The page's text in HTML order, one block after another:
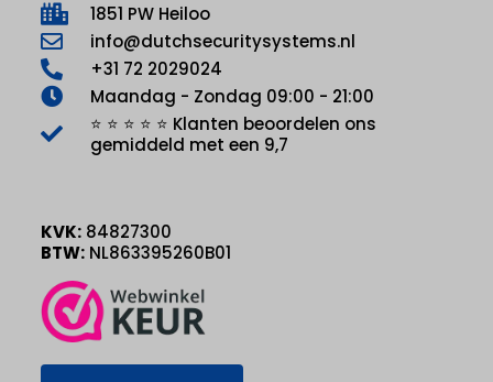
1851 PW Heiloo
info@dutchsecuritysystems.nl
+31 72 2029024
Maandag - Zondag 09:00 - 21:00
⭐ ⭐ ⭐ ⭐ ⭐ Klanten beoordelen ons
gemiddeld met een 9,7
KVK: 84827300
BTW: NL863395260B01